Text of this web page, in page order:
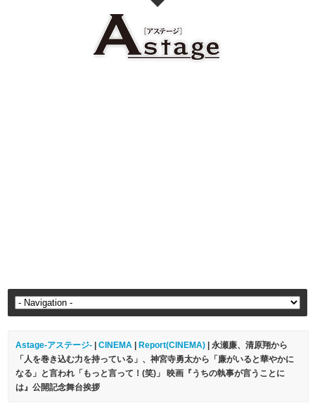
Astage-アステージ- |CINEMA Report(CINEMA) | 永瀬廉、清原翔から
「人を巻き込む力を持っている」、神宮寺勇太から「廉がいると華やかに
なる」と言われ「もっと言って！(笑)」 映画『うちの執事が言うことに
は』公開記念舞台挨拶